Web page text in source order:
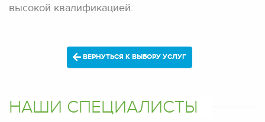
высокой квалификацией.
ВЕРНУТЬСЯ К ВЫБОРУ УСЛУГ
НАШИ СПЕЦИАЛИСТЫ